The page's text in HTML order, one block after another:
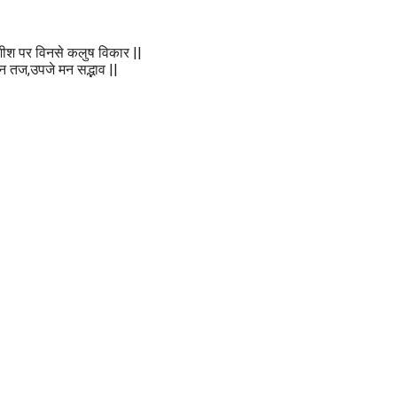
पर विनसे कलुष विकार ||
तज,उपजे मन सद्भाव ||